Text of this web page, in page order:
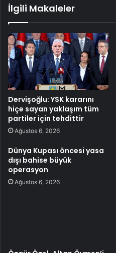
İlgili Makaleler
Dervişoğlu: YSK kararını
hiçe sayan yaklaşım tüm
partiler için tehdittir
Ağustos 6, 2026
Dünya Kupası öncesi yasa
dışı bahise büyük
operasyon
Ağustos 6, 2026